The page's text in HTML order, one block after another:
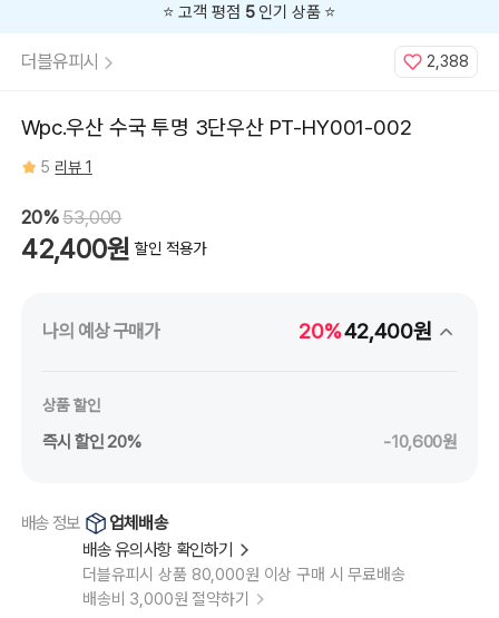
⭐️ 고객 평점 5인기 상품 ⭐️
더블유피시 2,388
Wpc.우산 수국 투명 3단우산 PT-HY001-002
5 리뷰 1
20%53,000
42,400원 할인 적용가
나의 예상 구매가 20%42,400원
상품 할인
즉시 할인 20% -10,600원
배송 정보
업체배송
배송 유의사항 확인하기
더블유피시 상품 80,000원 이상 구매 시 무료배송
배송비 3,000원 절약하기